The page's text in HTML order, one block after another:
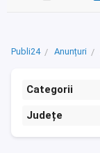
Publi24 Anunțuri
Categorii
Județe